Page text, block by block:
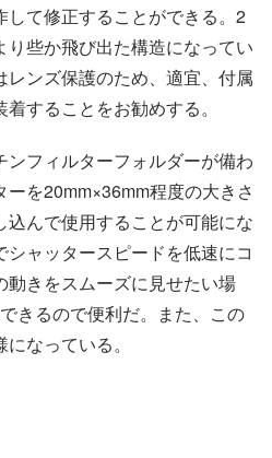
して修正することができる。2
些か飛び出た構造になってい
レンズ保護のため、適宜、付属
することをお勧めする。
ンフィルターフォルダーが備わ
を20mm×36mm程度の大きさ
んで使用することが可能にな
ャッタースピードを低速にコ
動きをスムーズに見せたい場
きるので便利だ。また、この
なっている。